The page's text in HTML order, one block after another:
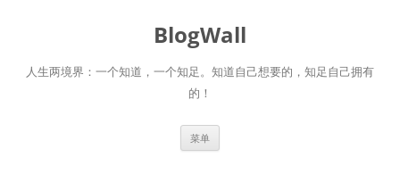
BlogWall
人生两境界：一个知道，一个知足。知道自己想要的，知足自己拥有
的！
菜单